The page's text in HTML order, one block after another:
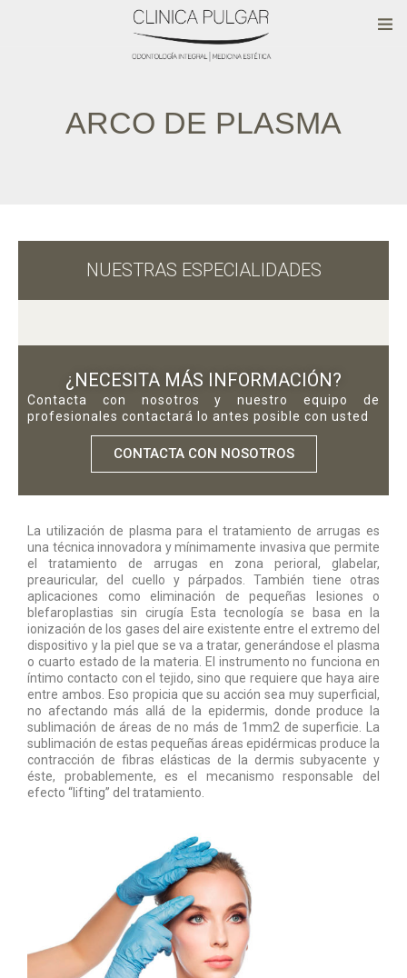
ARCO DE PLASMA
NUESTRAS ESPECIALIDADES
¿NECESITA MÁS INFORMACIÓN?
Contacta con nosotros y nuestro equipo de
profesionales contactará lo antes posible con usted
CONTACTA CON NOSOTROS
La utilización de plasma para el tratamiento de arrugas es
una técnica innovadora y mínimamente invasiva que permite
el tratamiento de arrugas en zona perioral, glabelar,
preauricular, del cuello y párpados. También tiene otras
aplicaciones como eliminación de pequeñas lesiones o
blefaroplastias sin cirugía Esta tecnología se basa en la
ionización de los gases del aire existente entre el extremo del
dispositivo y la piel que se va a tratar, generándose el plasma
o cuarto estado de la materia. El instrumento no funciona en
íntimo contacto con el tejido, sino que requiere que haya aire
entre ambos. Eso propicia que su acción sea muy superficial,
no afectando más allá de la epidermis, donde produce la
sublimación de áreas de no más de 1mm2 de superficie. La
sublimación de estas pequeñas áreas epidérmicas produce la
contracción de fibras elásticas de la dermis subyacente y
éste, probablemente, es el mecanismo responsable del
efecto “lifting” del tratamiento.